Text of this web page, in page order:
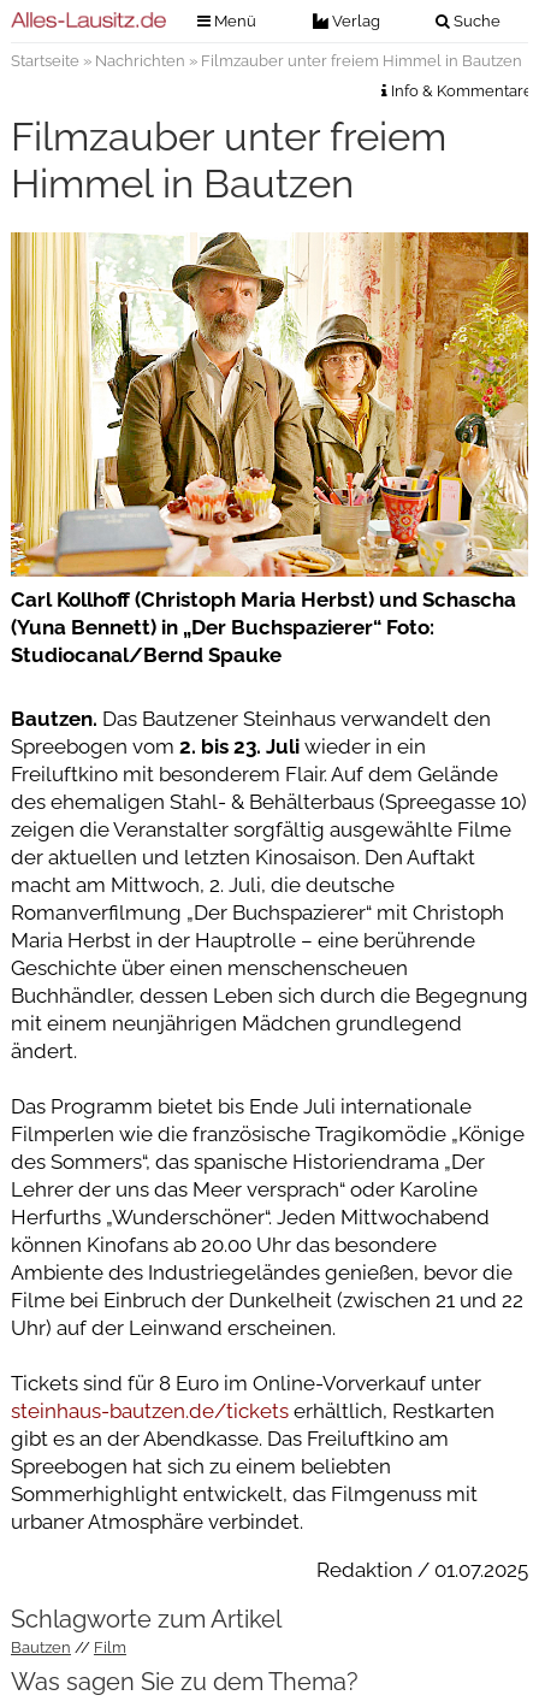
Menü Verlag Suche
Verlag
Kontakt
Impressum
Nachrichten
Veranstaltungstickets
Anzeigensuche
Digitale Ausgaben
Startseite» Nachrichten » Filmzauber unter freiem Himmel in Bautzen
Info & Kommentare
Filmzauber unter freiem
Himmel in Bautzen
Carl Kollhoff (Christoph Maria Herbst) und Schascha
(Yuna Bennett) in „Der Buchspazierer“ Foto:
Studiocanal/Bernd Spauke
Bautzen. Das Bautzener Steinhaus verwandelt den
Spreebogen vom 2. bis 23. Juliwieder in ein
Freiluftkino mit besonderem Flair. Auf dem Gelände
des ehemaligen Stahl- & Behälterbaus (Spreegasse 10)
zeigen die Veranstalter sorgfältig ausgewählte Filme
der aktuellen und letzten Kinosaison. Den Auftakt
macht am Mittwoch, 2. Juli, die deutsche
Romanverfilmung „Der Buchspazierer“ mit Christoph
Maria Herbst in der Hauptrolle – eine berührende
Geschichte über einen menschenscheuen
Buchhändler, dessen Leben sich durch die Begegnung
mit einem neunjährigen Mädchen grundlegend
ändert.
Das Programm bietet bis Ende Juli internationale
Filmperlen wie die französische Tragikomödie „Könige
des Sommers“, das spanische Historiendrama „Der
Lehrer der uns das Meer versprach“ oder Karoline
Herfurths „Wunderschöner“. Jeden Mittwochabend
können Kinofans ab 20.00 Uhr das besondere
Ambiente des Industriegeländes genießen, bevor die
Filme bei Einbruch der Dunkelheit (zwischen 21 und 22
Uhr) auf der Leinwand erscheinen.
Tickets sind für 8 Euro im Online-Vorverkauf unter
steinhaus-bautzen.de/ticketserhältlich, Restkarten
gibt es an der Abendkasse. Das Freiluftkino am
Spreebogen hat sich zu einem beliebten
Sommerhighlight entwickelt, das Filmgenuss mit
urbaner Atmosphäre verbindet.
Redaktion / 01.07.2025
Schlagworte zum Artikel
Bautzen Film
Was sagen Sie zu dem Thema?